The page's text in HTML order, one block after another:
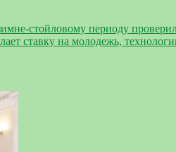
стойловому периоду
ставку на молодежь,